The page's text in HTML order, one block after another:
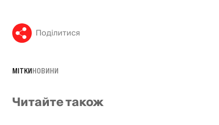
Поділитися
МІТКИНОВИНИ
Читайте також